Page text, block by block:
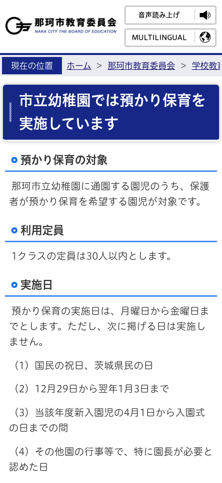
那珂市教
音声読み上げ
MULTILINGUAL
現在の位置 ホーム > 那珂市教育委員会 > 学校教
市立幼稚園では預かり保育を
実施しています
預かり保育の対象
那珂市立幼稚園に通園する園児のうち、保護
者が預かり保育を希望する園児が対象です。
利用定員
1クラスの定員は30人以内とします。
実施日
預かり保育の実施日は、月曜日から金曜日ま
でとします。ただし、次に掲げる日は実施し
ません。
（1）国民の祝日、茨城県民の日
（2）12月29日から翌年1月3日まで
（3）当該年度新入園児の4月1日から入園式
の日までの間
（4）その他園の行事等で、特に園長が必要と
認めた日